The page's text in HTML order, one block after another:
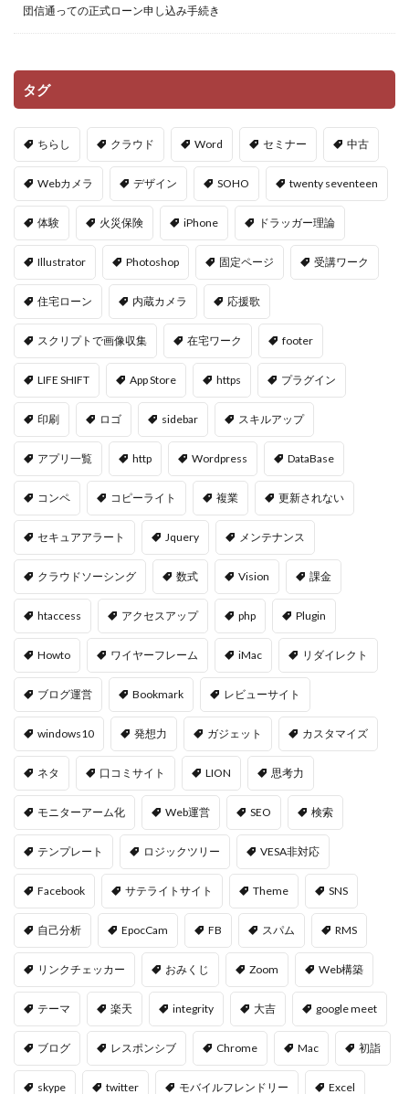
団信通っての正式ローン申し込み手続き
タグ
ちらし クラウド Word セミナー 中古
Webカメラ デザイン SOHO twenty seventeen
体験 火災保険 iPhone ドラッガー理論
Illustrator Photoshop 固定ページ 受講ワーク
住宅ローン 内蔵カメラ 応援歌
スクリプトで画像収集 在宅ワーク footer
LIFE SHIFT App Store https プラグイン
印刷 ロゴ sidebar スキルアップ
アプリ一覧 http Wordpress DataBase
コンペ コピーライト 複業 更新されない
セキュアアラート Jquery メンテナンス
クラウドソーシング 数式 Vision 課金
htaccess アクセスアップ php Plugin
Howto ワイヤーフレーム iMac リダイレクト
ブログ運営 Bookmark レビューサイト
windows10 発想力 ガジェット カスタマイズ
ネタ 口コミサイト LION 思考力
モニターアーム化 Web運営 SEO 検索
テンプレート ロジックツリー VESA非対応
Facebook サテライトサイト Theme SNS
自己分析 EpocCam FB スパム RMS
リンクチェッカー おみくじ Zoom Web構築
テーマ 楽天 integrity 大吉 google meet
ブログ レスポンシブ Chrome Mac 初詣
skype twitter モバイルフレンドリー Excel